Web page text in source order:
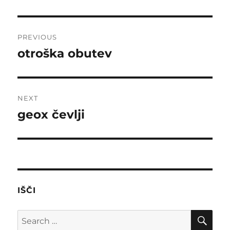
navigation
PREVIOUS
Previous
otroška obutev
NEXT
Next
geox čevlji
IŠČI
Search